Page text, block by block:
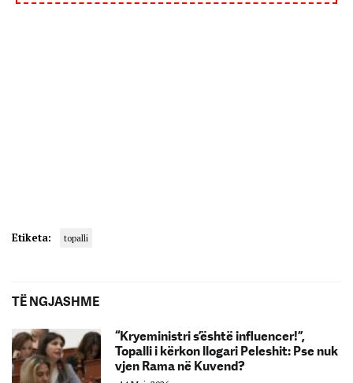
Etiketa: topalli
TË NGJASHME
“Kryeministri s’është influencer!”,
Topalli i kërkon llogari Peleshit: Pse nuk
vjen Rama në Kuvend?